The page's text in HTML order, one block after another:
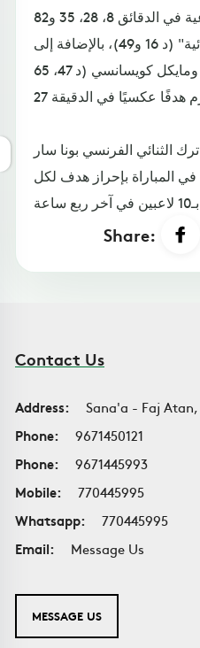
الفوز البافاري بتسجيله رباعية في الدقائق 8، 28، 35 و82
فيما أحرز جمال موسيالا "ثنائية" (د 16 و49)، بالإضافة إلى
ماليك تيلمان، ليروي ساني ومايكل كويسانسي (د 47، 65
الثنائي الفرنسي بونا سار
في المباراة بإحراز هدف لكل
Share:
Contact Us
Address:
Sana'a - Faj
Phone:
9671450121
Phone:
9671445993
Mobile:
770445995
Whatsapp:
770445995
Email:
Message Us
MESSAGE US